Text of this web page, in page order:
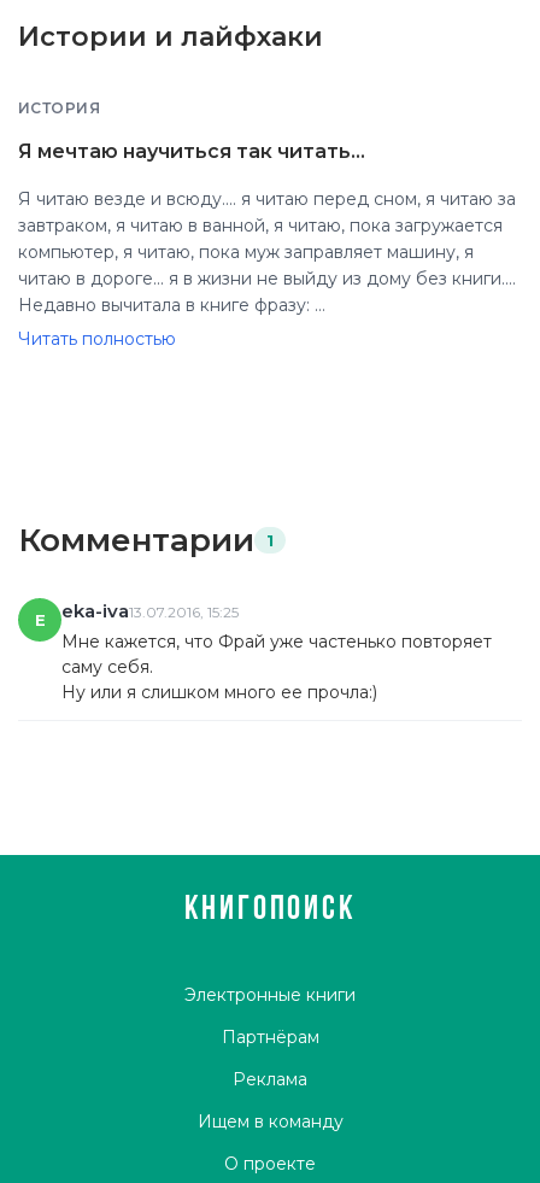
Истории и лайфхаки
ИСТОРИЯ
Я мечтаю научиться так читать...
Я читаю везде и всюду.... я читаю перед сном, я читаю за
завтраком, я читаю в ванной, я читаю, пока загружается
компьютер, я читаю, пока муж заправляет машину, я
читаю в дороге... я в жизни не выйду из дому без книги....
Недавно вычитала в книге фразу:
Если Нёхиси приходит охота почитать, он просто идёт в
Читать полностью
Комментарии 1
E eka-iva13.07.2016, 15:25
Мне кажется, что Фрай уже частенько повторяет
саму себя.
Ну или я слишком много ее прочла:)
КНИГОПОИСК
Электронные книги
Партнёрам
Реклама
Ищем в команду
О проекте